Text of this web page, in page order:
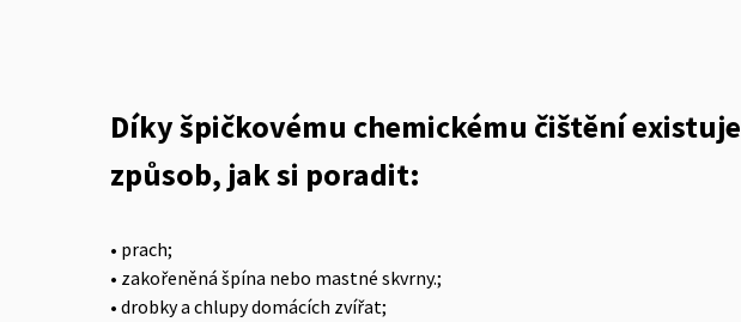
Díky špičkovému chemickému čištění existuje
způsob, jak si poradit:
•‎ prach;
•‎ zakořeněná špína nebo mastné skvrny.;
•‎ drobky a chlupy domácích zvířat;